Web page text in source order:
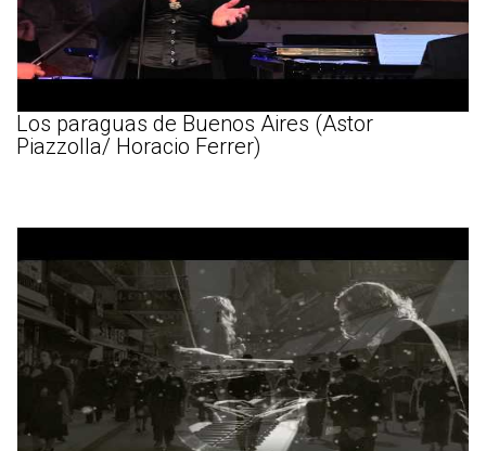
Los paraguas de Buenos Aires (Astor
Piazzolla/ Horacio Ferrer)